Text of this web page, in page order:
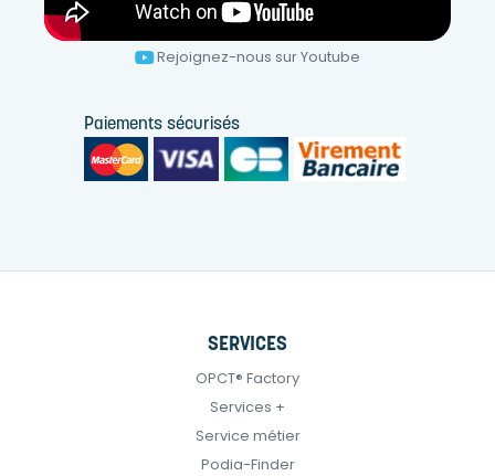
Rejoignez-nous sur Youtube
Paiements sécurisés
SERVICES
OPCT® Factory
Services +
Service métier
Podia-Finder